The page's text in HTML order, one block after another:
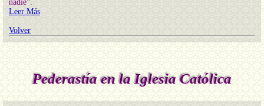
nadie".
Leer Más
Volver
Pederastía en la Iglesia Católica